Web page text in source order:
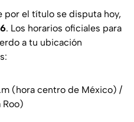
por el título se disputa hoy,
. Los horarios oficiales para
a tu ubicación
(hora centro de México) /
Roo)